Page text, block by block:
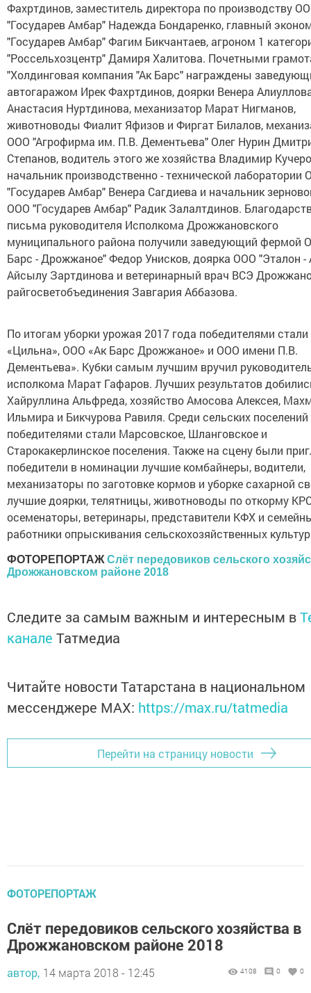
Фахртдинов, заместитель директора по производству
"Государев Амбар" Надежда Бондаренко, главный
"Государев Амбар" Фагим Бикчантаев, агроном 1
"Россельхозцентр" Дамиря Халитова. Почетными
"Холдинговая компания "Ак Барс" награждены
автогаражом Ирек Фахртдинов, доярки Венера
Анастасия Нуртдинова, механизатор Марат Нигманов,
животноводы Фиалит Яфизов и Фиргат Билалов,
ООО "Агрофирма им. П.В. Дементьева" Олег Нурин
Степанов, водитель этого же хозяйства Владимир
начальник производственно - технической лаборатории
"Государев Амбар" Венера Сагдиева и начальник
ООО "Государев Амбар" Радик Залалтдинов.
письма руководителя Исполкома Дрожжановского
муниципального района получили заведующий фермой
Барс - Дрожжаное" Федор Унисков, доярка ООО "Эталон -
Айсылу Зартдинова и ветеринарный врач ВСЭ
райгосветобъединения Завгария Аббазова.
По итогам уборки урожая 2017 года победителями
«Цильна», ООО «Ак Барс Дрожжаное» и ООО имени П.В.
Дементьева». Кубки самым лучшим вручил
исполкома Марат Гафаров. Лучших результатов
Хайруллина Альфреда, хозяйство Амосова Алексея,
Ильмира и Бикчурова Равиля. Среди сельских поселений
победителями стали Марсовское, Шланговское и
Старокакерлинское поселения. Также на сцену были
победители в номинации лучшие комбайнеры, водители,
механизаторы по заготовке кормов и уборке сахарной
лучшие доярки, телятницы, животноводы по откорму
осеменаторы, ветеринары, представители КФХ и
работники опрыскивания сельскохозяйственных
ФОТОРЕПОРТАЖ Слёт передовиков сельского
Дрожжановском районе 2018
Следите за самым важным и интересным в
канале Татмедиа
Читайте новости Татарстана в национальном
мессенджере MАХ: https://max.ru/tatmedia
Перейти на страницу новости
ФОТОРЕПОРТАЖ
Слёт передовиков сельского хозяйства в
Дрожжановском районе 2018
автор, 14 марта 2018 - 12:45 4108 0 0